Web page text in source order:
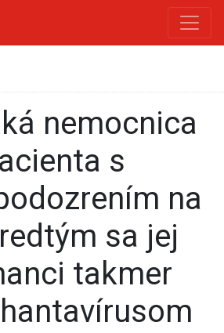
s
na
sa jej
takmer